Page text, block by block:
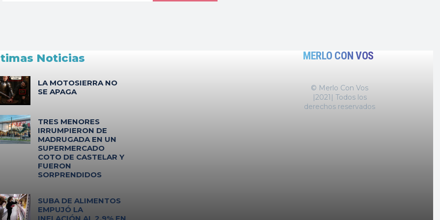
Noticias
LA MOTOSIERRA NO
SE APAGA
TRES MENORES
IRRUMPIERON DE
MADRUGADA EN UN
SUPERMERCADO
COTO DE CASTELAR Y
FUERON
SORPRENDIDOS
SUBA DE ALIMENTOS
EMPUJÓ LA
INFLACIÓN AL 2,9% EN
MERLO CON VOS
© Merlo Con Vos
|2021| Todos los
derechos reservados